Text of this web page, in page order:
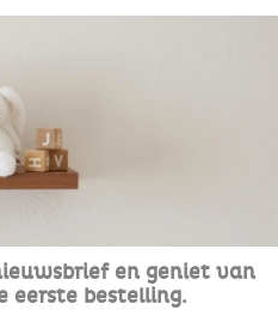
en geniet van
eerste bestelling.